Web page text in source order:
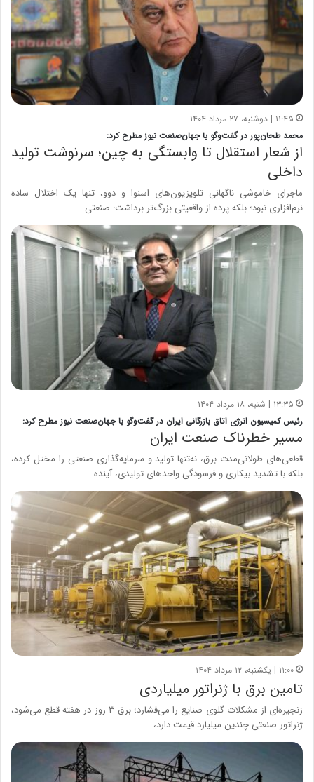
۱۱:۴۵ | دوشنبه، ۲۷ مرداد ۱۴۰۴
محمد طحان‌پور در گفت‌وگو با جهان‌صنعت نیوز مطرح کرد:
از شعار استقلال تا وابستگی به چین؛ سرنوشت تولید
داخلی
ماجرای خاموشی ناگهانی تلویزیون‌های اسنوا و دوو، تنها یک اختلال ساده
نرم‌افزاری نبود؛ بلکه پرده از واقعیتی بزرگ‌تر برداشت: صنعتی…
۱۳:۳۵ | شنبه، ۱۸ مرداد ۱۴۰۴
رئیس کمیسیون انرژی اتاق بازرگانی ایران در گفت‌وگو با جهان‌صنعت نیوز مطرح کرد:
مسیر خطرناک صنعت ایران
قطعی‌های طولانی‌مدت برق، نه‌تنها تولید و سرمایه‌گذاری صنعتی را مختل کرده،
بلکه با تشدید بیکاری و فرسودگی واحدهای تولیدی، آینده…
۱۱:۰۰ | یکشنبه، ۱۲ مرداد ۱۴۰۴
تامین برق با ژنراتور میلیاردی
زنجیره‌ای از مشکلات گلوی صنایع را می‌فشارد؛ برق ۳ روز در هفته قطع می‌شود،
ژنراتور صنعتی چندین میلیارد قیمت دارد،…